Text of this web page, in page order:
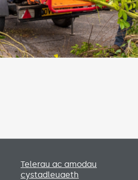
Telerau ac amodau
cystadleuaeth